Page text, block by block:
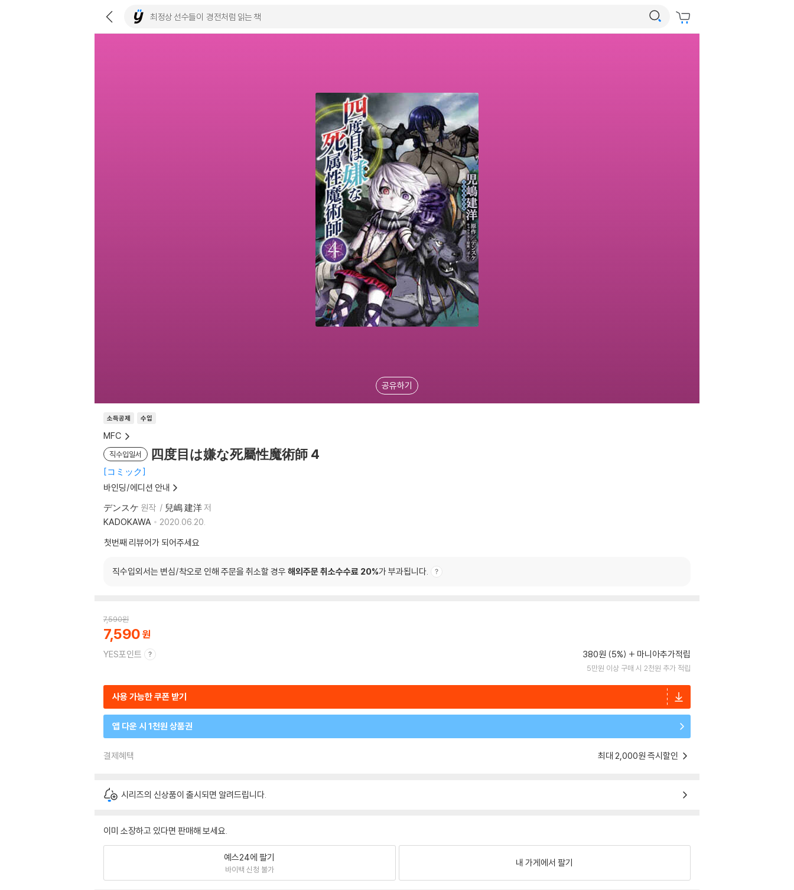
공유하기
소득공제 수입
MFC
직수입일서 四度目は嫌な死屬性魔術師 4
コミック
바인딩/에디션 안내
デンスケ 원작 兒嶋 建洋저
KADOKAWA
2020.06.20.
첫번째 리뷰어가 되어주세요
직수입외서는 변심/착오로 인해 주문을 취소할 경우 해외주문 취소수수료 20%가 부과됩니다.
7,590원
7,590
YES포인트 380원 (5%) 마니아추가적립
5만원 이상 구매 시 2천원 추가 적립
사용 가능한 쿠폰 받기
앱 다운 시 1천원 상품권
결제혜택 최대 2,000원 즉시할인
시리즈의 신상품이 출시되면 알려드립니다.
이미 소장하고 있다면 판매해 보세요.
예스24에 팔기
바이백 신청 불가
내 가게에서 팔기